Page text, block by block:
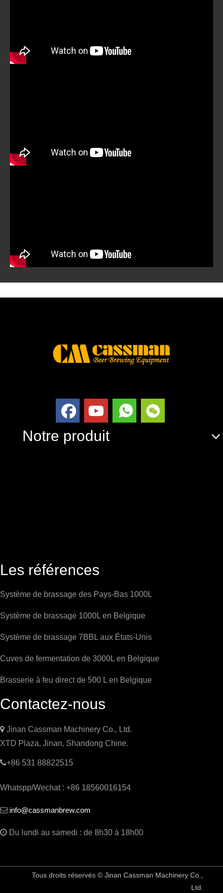
Notre produit
Les références
Système de brassage des Pays-Bas 1000L
Système de brassage 1000L en Belgique
Système de brassage 7BBL aux États-Unis
Cuves de fermentation de 3000L en Belgique
Brasserie à feu direct de 500 L en Belgique
Contactez-nous
 Jinan Cassman Machinery Co., Ltd.
XTD Plaza, Jinan, Shandong Chine.
+86 531 88822515
Whatspp/Wechat : +86 18560016154
 info@cassmanbrew.com
 Du lundi au samedi : de 8h30 à 18h00
Tous droits réservés © Jinan Cassman Machinery Co.,
Ltd.